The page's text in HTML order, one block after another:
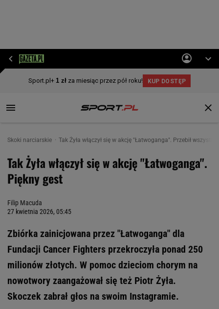
Skoki narciarskie Tak Żyła włączył się w akcję "Łatwoganga". Przebił
Tak Żyła włączył się w akcję "Łatwoganga".
Piękny gest
Filip Macuda
27 kwietnia 2026, 05:45
Zbiórka zainicjowana przez "Łatwoganga" dla
Fundacji Cancer Fighters przekroczyła ponad 250
milionów złotych. W pomoc dzieciom chorym na
nowotwory zaangażował się też Piotr Żyła.
Skoczek zabrał głos na swoim Instagramie.